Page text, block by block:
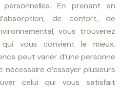
En prenant en
de confort, de
vous trouverez
vous convient le mieux.
peut varier d’une personne
nécessaire d’essayer plusieurs
celui qui vous satisfait